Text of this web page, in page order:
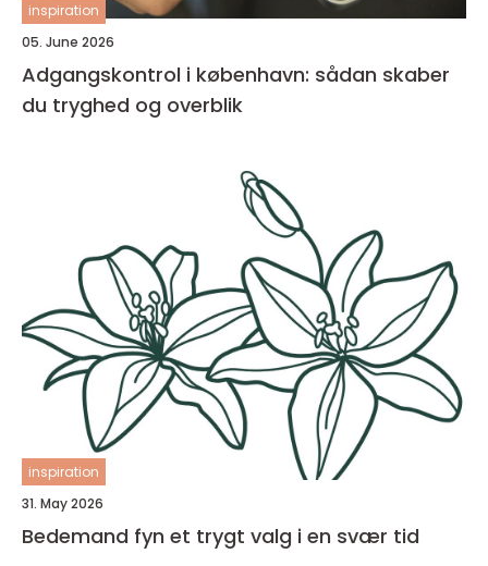
inspiration
05. June 2026
Adgangskontrol i københavn: sådan skaber
du tryghed og overblik
inspiration
31. May 2026
Bedemand fyn et trygt valg i en svær tid